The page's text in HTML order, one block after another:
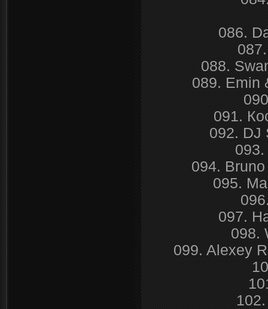
086.
088.
089. Emin
091.
092. DJ
093.
094.
095.
097.
098.
099. Alexey